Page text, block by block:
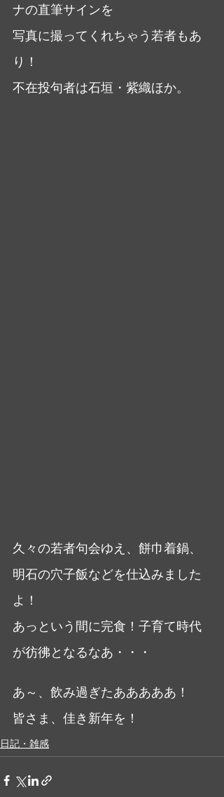
ナの直筆サインを
写真に撮ってくれちゃう若者もあ
り！
不在投句者は石垣・紫織ほか。
久々の若者句会ゆえ、餅巾着鍋、
明石の穴子飯などを仕込みました
よ！
あっという間に完食！子育て時代
が彷彿となるなあ・・・
あ～、飲み過ぎたあああああ！
皆さま、佳き新年を！
日記・雑感